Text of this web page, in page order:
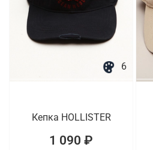
6
Кепка HOLLISTER
1 090 ₽